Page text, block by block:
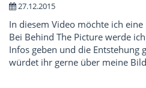
27.12.2015
In diesem Video möchte ich
Bei Behind The Picture werde
Infos geben und die Entstehung
würdet ihr gerne über meine